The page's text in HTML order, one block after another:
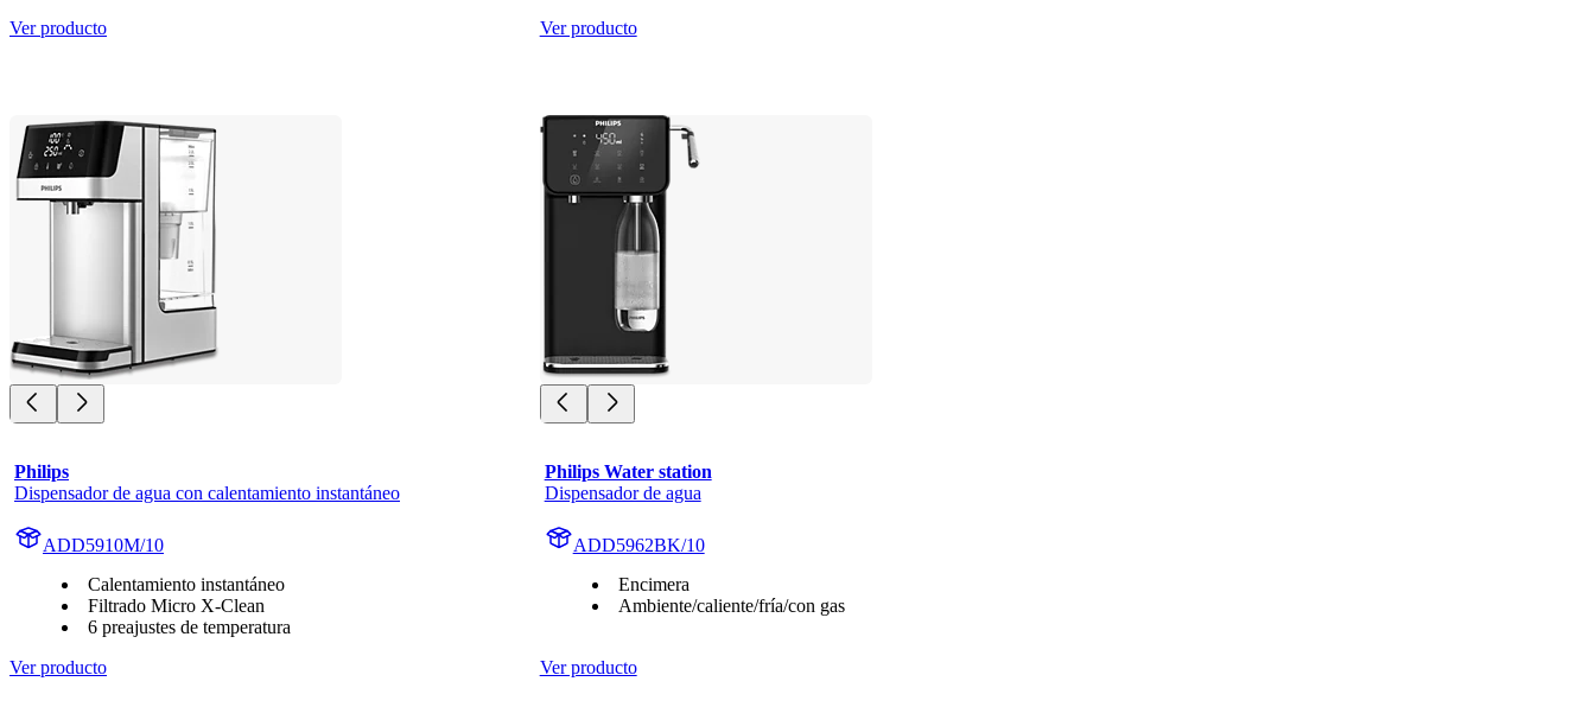
Ver producto
Ver producto
Philips
Dispensador de agua con calentamiento instantáneo
ADD5910M/10
Calentamiento instantáneo
Filtrado Micro X-Clean
6 preajustes de temperatura
Ver producto
Philips Water station
Dispensador de agua
ADD5962BK/10
Encimera
Ambiente/caliente/fría/con gas
Ver producto